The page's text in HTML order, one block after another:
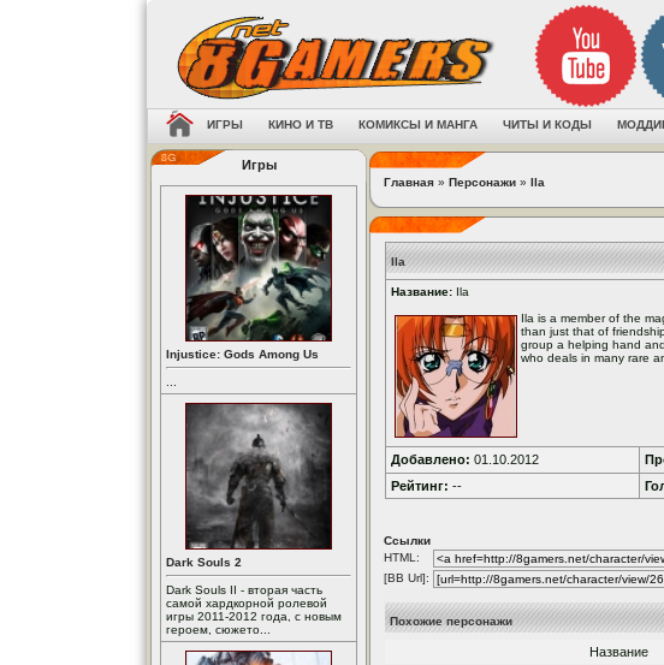
ИГРЫ КИНО И ТВ КОМИКСЫ И МАНГА ЧИТЫ И КОДЫ
Игры
Injustice: Gods Among Us
Dark Souls 2
Dark Souls II - вторая часть
самой хардкорной ролевой
игры 2011-2012 года, с новым
героем, сюжето...
Главная » Персонажи » Ila
Ila
Название: Ila
Ila is a member of the
than just that of
group a helping hand
who deals in many rare
Добавлено: 01.10.2012
Рейтинг: --
Ссылки
HTML:
[BB Url]:
Похожие персонажи
Название